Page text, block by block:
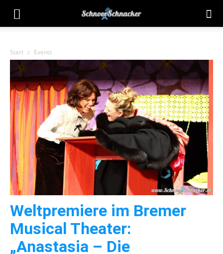
Start Events
Weltpremiere im Bremer
Musical Theater:
„Anastasia – Die